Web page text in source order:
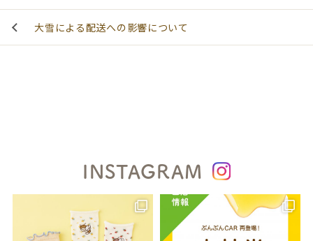
大雪による配送への影響について
INSTAGRAM